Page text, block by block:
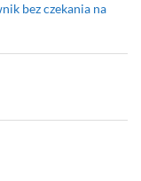
bez czekania na